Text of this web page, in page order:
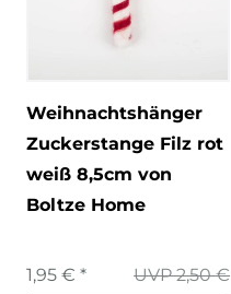
Weihnachtshänger
Zuckerstange Filz rot
weiß 8,5cm von
Boltze Home
UVP 2,50 €
1,95 € *